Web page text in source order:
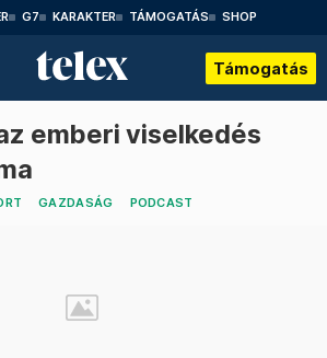
G7 KARAKTER TÁMOGATÁS SHOP
Támogatás
emberi viselkedés
GAZDASÁG PODCAST